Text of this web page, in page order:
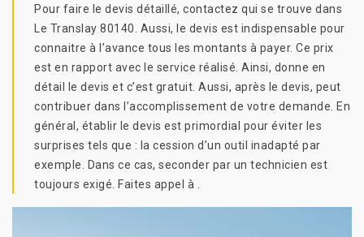
Pour faire le devis détaillé, contactez qui se trouve dans
Le Translay 80140. Aussi, le devis est indispensable pour
connaitre à l’avance tous les montants à payer. Ce prix
est en rapport avec le service réalisé. Ainsi, donne en
détail le devis et c’est gratuit. Aussi, après le devis, peut
contribuer dans l’accomplissement de votre demande. En
général, établir le devis est primordial pour éviter les
surprises tels que : la cession d’un outil inadapté par
exemple. Dans ce cas, seconder par un technicien est
toujours exigé. Faites appel à .